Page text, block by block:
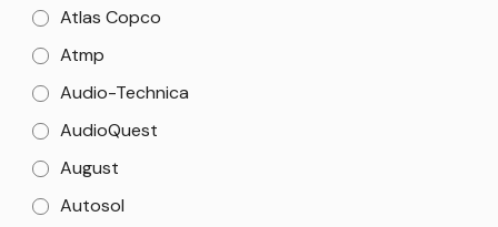
Atlas Copco
Atmp
Audio-Technica
AudioQuest
August
Autosol